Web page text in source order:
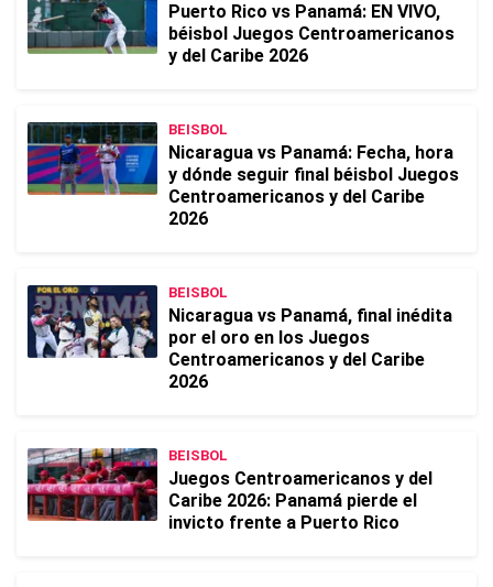
Puerto Rico vs Panamá: EN VIVO,
béisbol Juegos Centroamericanos
y del Caribe 2026
BEISBOL
Nicaragua vs Panamá: Fecha, hora
y dónde seguir final béisbol Juegos
Centroamericanos y del Caribe
2026
BEISBOL
Nicaragua vs Panamá, final inédita
por el oro en los Juegos
Centroamericanos y del Caribe
2026
BEISBOL
Juegos Centroamericanos y del
Caribe 2026: Panamá pierde el
invicto frente a Puerto Rico